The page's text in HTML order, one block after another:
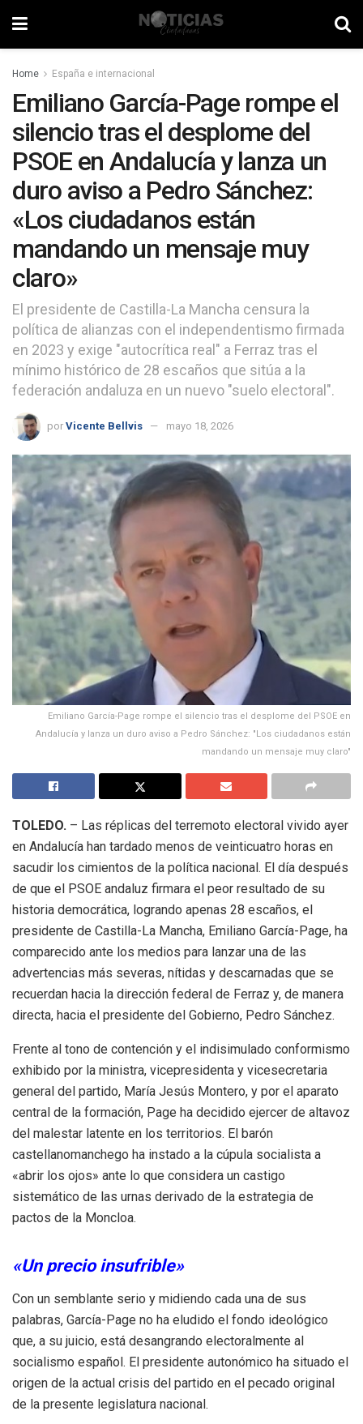
Home España e internacional
Emiliano García-Page rompe el
silencio tras el desplome del
PSOE en Andalucía y lanza un
duro aviso a Pedro Sánchez:
«Los ciudadanos están
mandando un mensaje muy
claro»
El presidente de Castilla-La Mancha censura la
política de alianzas con el independentismo firmada
en 2023 y exige "autocrítica real" a Ferraz tras el
mínimo histórico de 28 escaños que sitúa a la
federación andaluza en un nuevo "suelo electoral".
por Vicente Bellvis mayo 18, 2026
Emiliano García-Page rompe el silencio tras el desplome del PSOE en
Andalucía y lanza un duro aviso a Pedro Sánchez: "Los ciudadanos están
mandando un mensaje muy claro"
TOLEDO. – Las réplicas del terremoto electoral vivido ayer
en Andalucía han tardado menos de veinticuatro horas en
sacudir los cimientos de la política nacional. El día después
de que el PSOE andaluz firmara el peor resultado de su
historia democrática, logrando apenas 28 escaños, el
presidente de Castilla-La Mancha, Emiliano García-Page, ha
comparecido ante los medios para lanzar una de las
advertencias más severas, nítidas y descarnadas que se
recuerdan hacia la dirección federal de Ferraz y, de manera
directa, hacia el presidente del Gobierno, Pedro Sánchez.
Frente al tono de contención y el indisimulado conformismo
exhibido por la ministra, vicepresidenta y vicesecretaria
general del partido, María Jesús Montero, y por el aparato
central de la formación, Page ha decidido ejercer de altavoz
del malestar latente en los territorios. El barón
castellanomanchego ha instado a la cúpula socialista a
«abrir los ojos» ante lo que considera un castigo
sistemático de las urnas derivado de la estrategia de
pactos de la Moncloa.
«Un precio insufrible»
Con un semblante serio y midiendo cada una de sus
palabras, García-Page no ha eludido el fondo ideológico
que, a su juicio, está desangrando electoralmente al
socialismo español. El presidente autonómico ha situado el
origen de la actual crisis del partido en el pecado original
de la presente legislatura nacional.